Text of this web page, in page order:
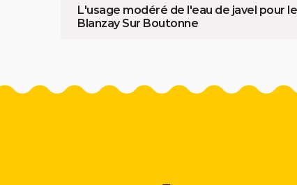
L'usage modéré de l'eau de javel pour
Blanzay Sur Boutonne